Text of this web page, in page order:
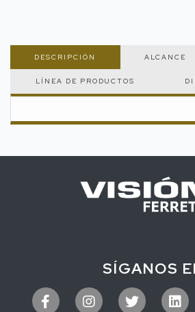
DESCRIPCIÓN ALCANCE
LÍNEA DE PRODUCTOS
SÍGANOS